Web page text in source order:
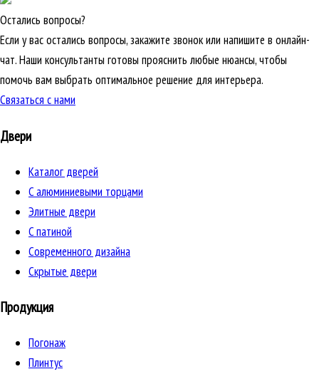
Остались вопросы?
Если у вас остались вопросы, закажите звонок или напишите в онлайн-
чат. Наши консультанты готовы прояснить любые нюансы, чтобы
помочь вам выбрать оптимальное решение для интерьера.
Связаться с нами
Двери
Каталог дверей
C алюминиевыми торцами
Элитные двери
C патиной
Cовременного дизайна
Скрытые двери
Продукция
Погонаж
Плинтус